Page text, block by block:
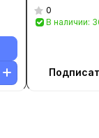
0
В наличии: